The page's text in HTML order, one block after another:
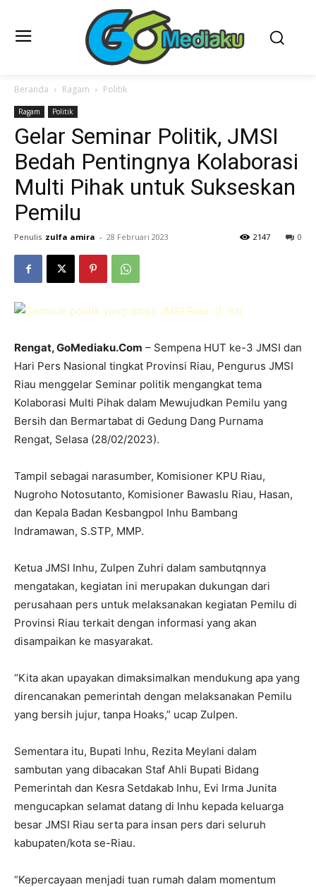
Beranda Ragam Politik
Ragam Politik
Gelar Seminar Politik, JMSI
Bedah Pentingnya Kolaborasi
Multi Pihak untuk Sukseskan
Pemilu
Penulis zulfa amira - 28 Februari 2023 0
2147
Rengat, GoMediaku.Com – Sempena HUT ke-3 JMSI dan
Hari Pers Nasional tingkat Provinsi Riau, Pengurus JMSI
Riau menggelar Seminar politik mengangkat tema
Kolaborasi Multi Pihak dalam Mewujudkan Pemilu yang
Bersih dan Bermartabat di Gedung Dang Purnama
Rengat, Selasa (28/02/2023).
Tampil sebagai narasumber, Komisioner KPU Riau,
Nugroho Notosutanto, Komisioner Bawaslu Riau, Hasan,
dan Kepala Badan Kesbangpol Inhu Bambang
Indramawan, S.STP, MMP.
Ketua JMSI Inhu, Zulpen Zuhri dalam sambutqnnya
mengatakan, kegiatan ini merupakan dukungan dari
perusahaan pers untuk melaksanakan kegiatan Pemilu di
Provinsi Riau terkait dengan informasi yang akan
disampaikan ke masyarakat.
“Kita akan upayakan dimaksimalkan mendukung apa yang
direncanakan pemerintah dengan melaksanakan Pemilu
yang bersih jujur, tanpa Hoaks,” ucap Zulpen.
Sementara itu, Bupati Inhu, Rezita Meylani dalam
sambutan yang dibacakan Staf Ahli Bupati Bidang
Pemerintah dan Kesra Setdakab Inhu, Evi Irma Junita
mengucapkan selamat datang di Inhu kepada keluarga
besar JMSI Riau serta para insan pers dari seluruh
kabupaten/kota se-Riau.
“Kepercayaan menjadi tuan rumah dalam momentum